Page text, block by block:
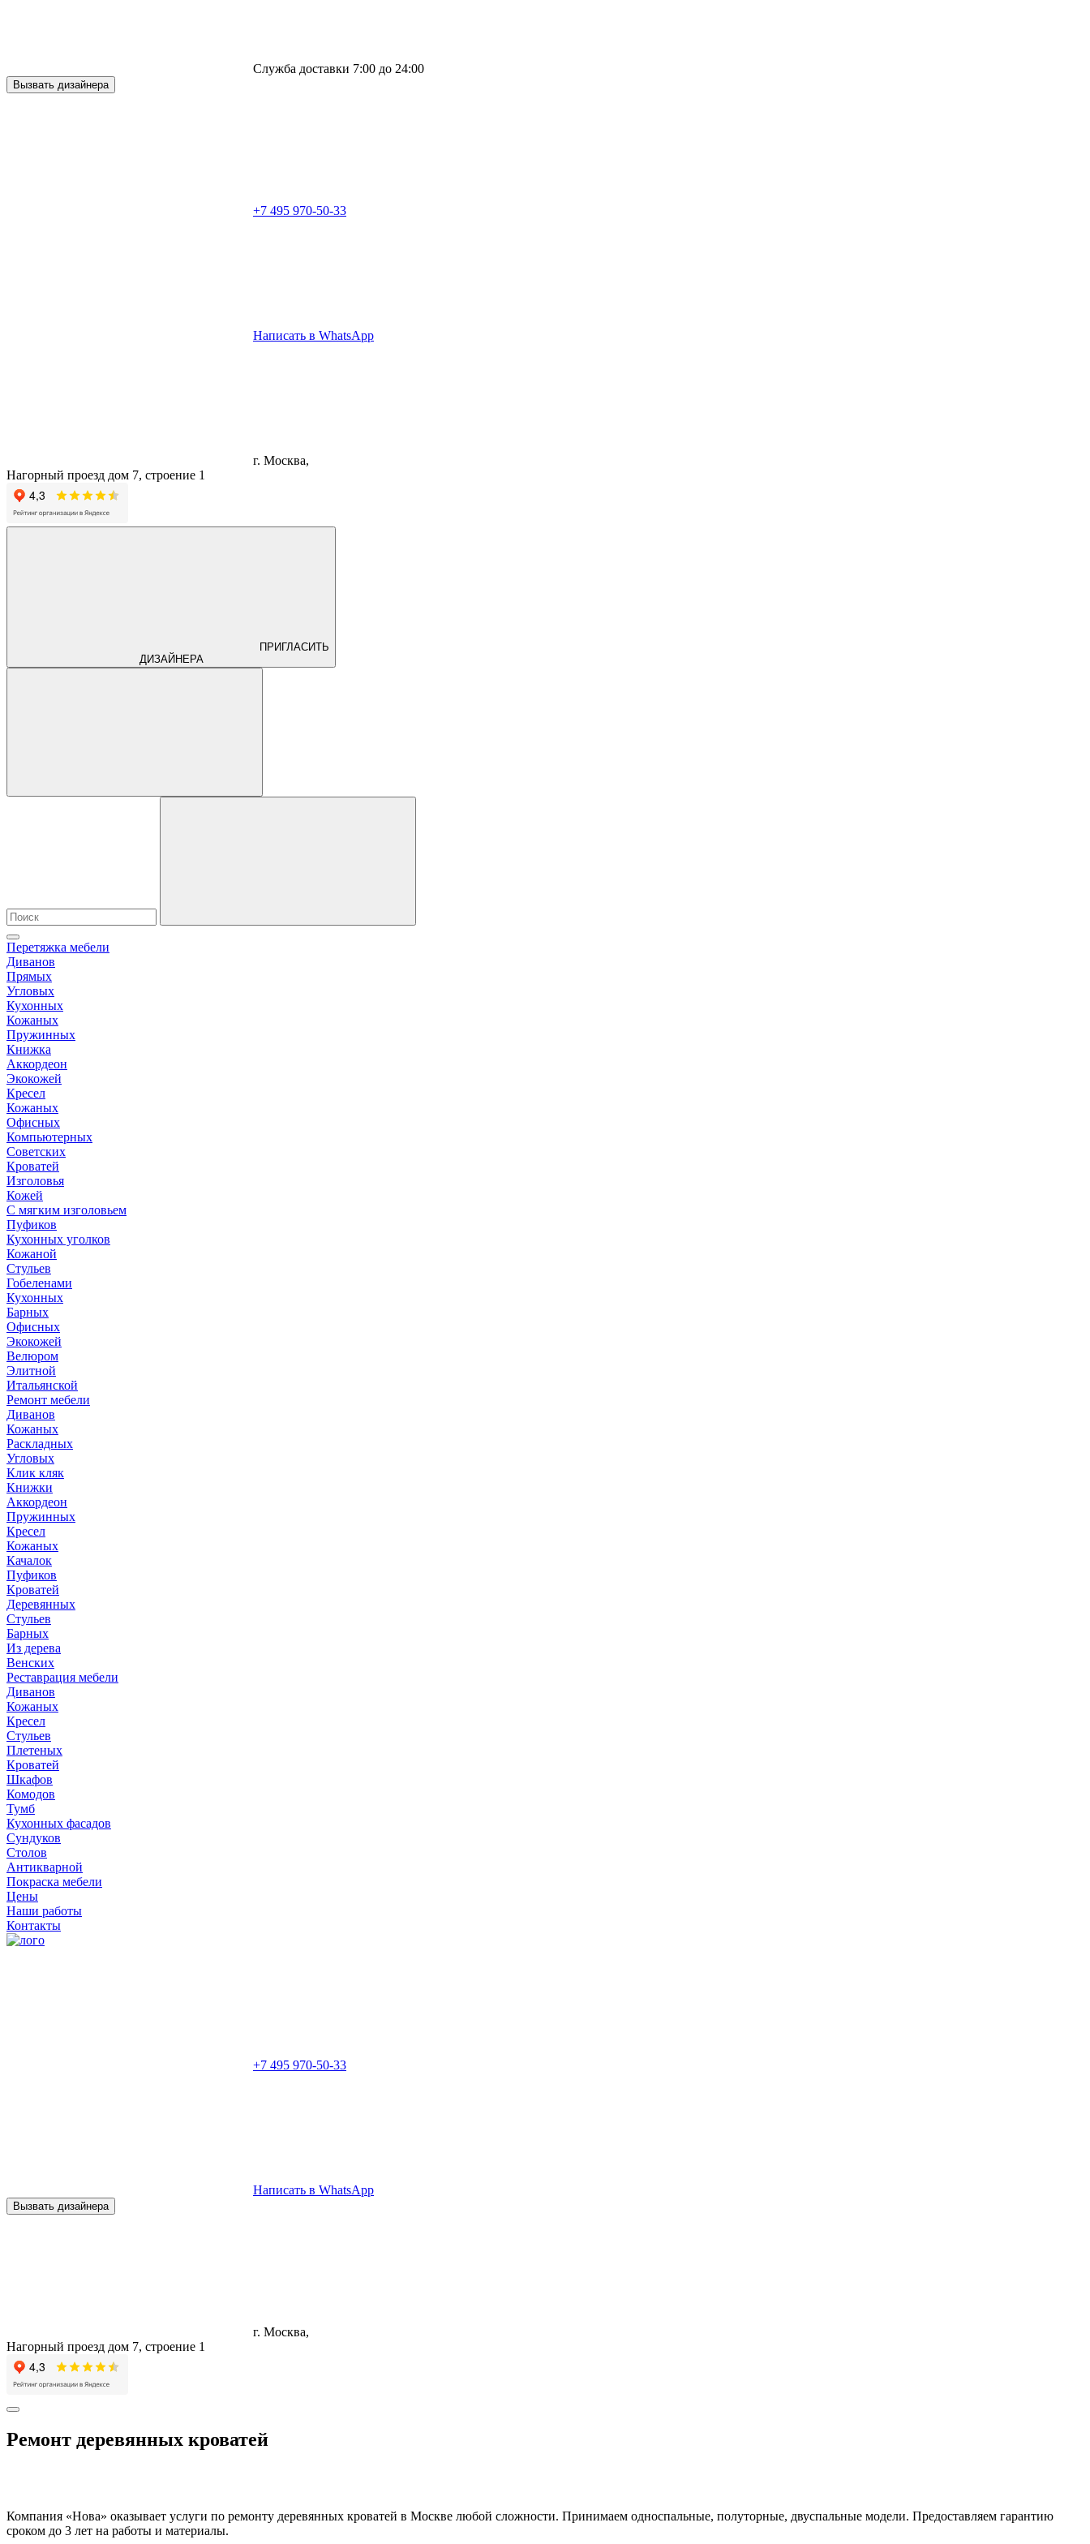
Служба доставки 7:00 до 24:00
Вызвать дизайнера
+7 495 970-50-33
Написать в WhatsApp
г. Москва,
Нагорный проезд дом 7, строение 1
ПРИГЛАСИТЬ
ДИЗАЙНЕРА
Перетяжка мебели
Диванов
Прямых
Угловых
Кухонных
Кожаных
Пружинных
Книжка
Аккордеон
Экокожей
Кресел
Кожаных
Офисных
Компьютерных
Советских
Кроватей
Изголовья
Кожей
С мягким изголовьем
Пуфиков
Кухонных уголков
Кожаной
Стульев
Гобеленами
Кухонных
Барных
Офисных
Экокожей
Велюром
Элитной
Итальянской
Ремонт мебели
Диванов
Кожаных
Раскладных
Угловых
Клик кляк
Книжки
Аккордеон
Пружинных
Кресел
Кожаных
Качалок
Пуфиков
Кроватей
Деревянных
Стульев
Барных
Из дерева
Венских
Реставрация мебели
Диванов
Кожаных
Кресел
Стульев
Плетеных
Кроватей
Шкафов
Комодов
Тумб
Кухонных фасадов
Сундуков
Столов
Антикварной
Покраска мебели
Цены
Наши работы
Контакты
+7 495 970-50-33
Написать в WhatsApp
Вызвать дизайнера
г. Москва,
Нагорный проезд дом 7, строение 1
Ремонт деревянных кроватей
Компания «Нова» оказывает услуги по ремонту деревянных кроватей в Москве любой сложности. Принимаем односпальные, полуторные, двуспальные модели. Предоставляем гарантию
сроком до 3 лет на работы и материалы.